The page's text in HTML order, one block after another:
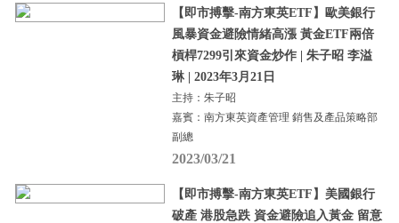
【即市搏擊-南方東英ETF】歐美銀行
風暴資金避險情緒高漲 黃金ETF兩倍
槓桿7299引來資金炒作 | 朱子昭 李溢
琳 | 2023年3月21日
主持：朱子昭
嘉賓：南方東英資產管理 銷售及產品策略部
副總
2023/03/21
【即市搏擊-南方東英ETF】美國銀行
破產 港股急跌 資金避險追入黃金 留意